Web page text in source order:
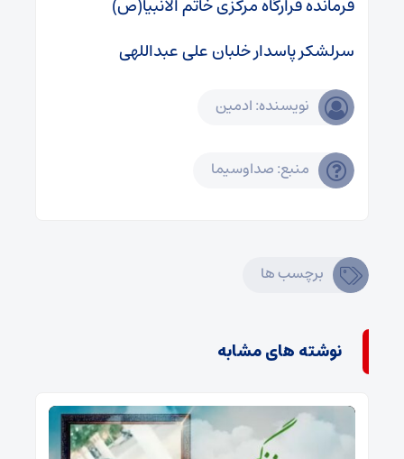
فرمانده قرارگاه مرکزی خاتم الانبیا(ص)
سرلشکر پاسدار خلبان علی عبداللهی
نویسنده: ادمین
منبع: صداوسیما
برچسب ها
نوشته های مشابه